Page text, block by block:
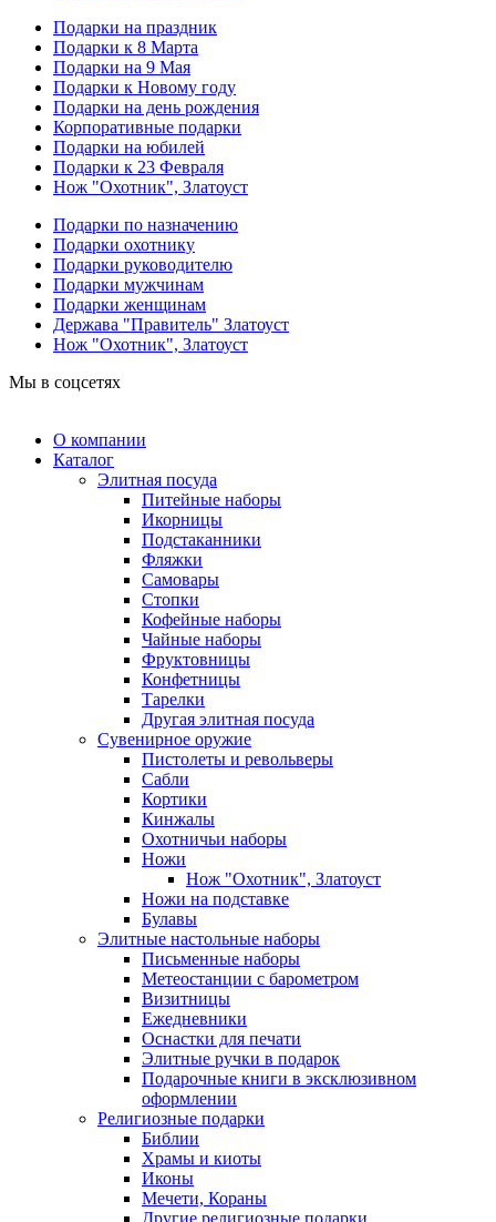
Подарки на праздник
Подарки к 8 Марта
Подарки на 9 Мая
Подарки к Новому году
Подарки на день рождения
Корпоративные подарки
Подарки на юбилей
Подарки к 23 Февраля
Нож "Охотник", Златоуст
Подарки по назначению
Подарки охотнику
Подарки руководителю
Подарки мужчинам
Подарки женщинам
Держава "Правитель" Златоуст
Нож "Охотник", Златоуст
Мы в соцсетях
О компании
Каталог
Элитная посуда
Питейные наборы
Икорницы
Подстаканники
Фляжки
Самовары
Стопки
Кофейные наборы
Чайные наборы
Фруктовницы
Конфетницы
Тарелки
Другая элитная посуда
Сувенирное оружие
Пистолеты и револьверы
Сабли
Кортики
Кинжалы
Охотничьи наборы
Ножи
Нож "Охотник", Златоуст
Ножи на подставке
Булавы
Элитные настольные наборы
Письменные наборы
Метеостанции с барометром
Визитницы
Ежедневники
Оснастки для печати
Элитные ручки в подарок
Подарочные книги в эксклюзивном
оформлении
Религиозные подарки
Библии
Храмы и киоты
Иконы
Мечети, Кораны
Другие религиозные подарки